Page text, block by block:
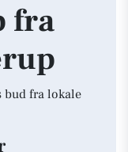
fra
bud fra lokale